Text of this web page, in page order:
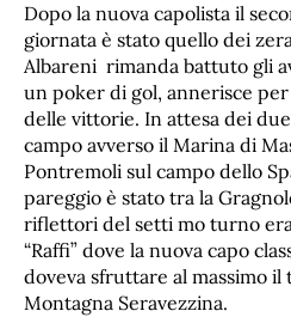
Dopo la nuova capolista il
giornata è stato quello dei
Albareni rimanda battuto gli
un poker di gol, annerisce per
delle vittorie. In attesa dei
campo avverso il Marina di
Pontremoli sul campo dello
pareggio è stato tra la
riflettori del setti mo turno
“Raffi” dove la nuova capo
doveva sfruttare al massimo
Montagna Seravezzina.